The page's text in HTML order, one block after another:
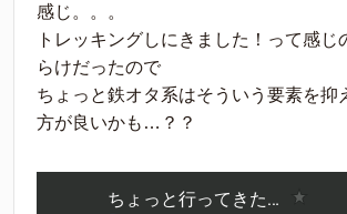
感じ。。。
トレッキングしにきました！って感じ
らけだったので
ちょっと鉄オタ系はそういう要素を抑
方が良いかも…？？